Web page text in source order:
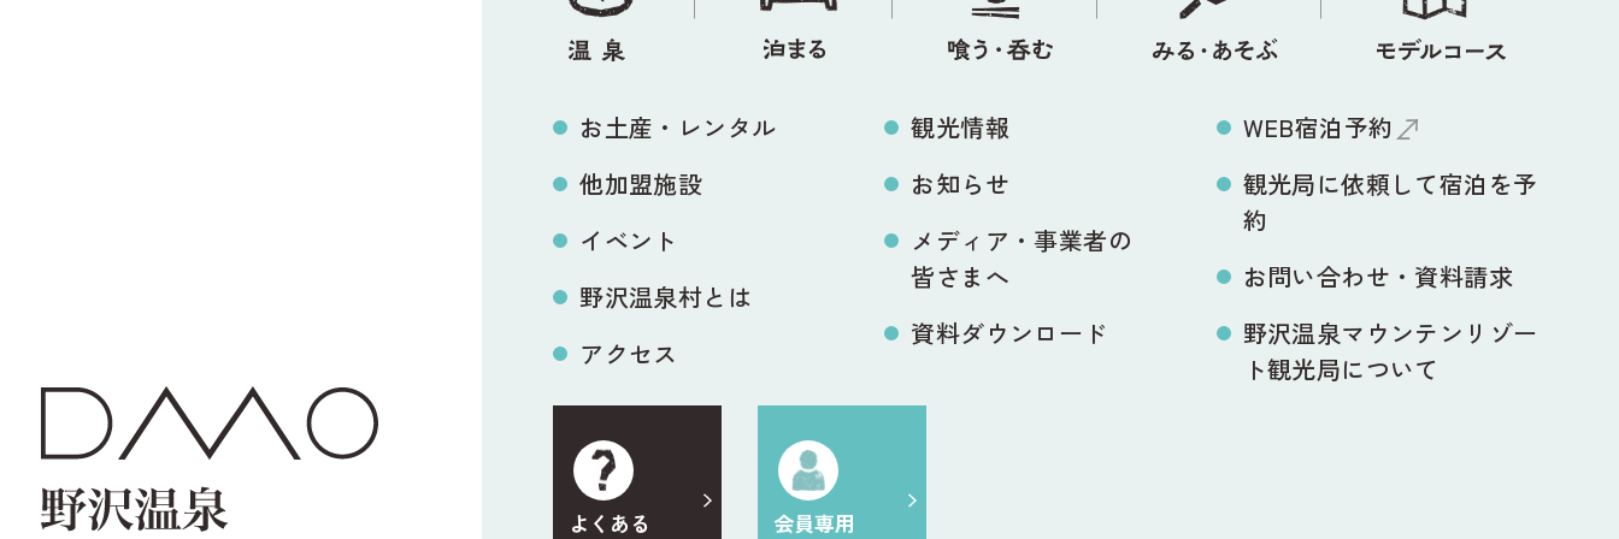
お土産・レンタル
他加盟施設
イベント
野沢温泉村とは
アクセス
観光情報
お知らせ
メディア・事業者の
皆さまへ
資料ダウンロード
WEB宿泊予約
観光局に依頼して宿泊を予
約
お問い合わせ・資料請求
野沢温泉マウンテンリゾー
ト観光局について
よくある
会員専用